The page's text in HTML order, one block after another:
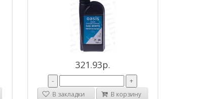
321.93р.
-
+
В закладки
В корзину